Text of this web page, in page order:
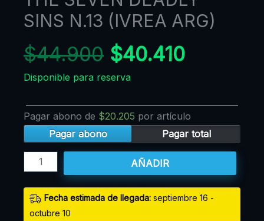
SINS N.13 (IVREA ARG)
$44.900
original
era:
$44.900.
$40.410
actual
es:
Disponible para reserva
Pagar abono de $20.205 por artículo
Pagar abono
Pagar total
SINS
N.13
(IVREA
ARG)
cantidad
AÑADIR
Fecha estimada de llegada: septiembre 16 -
octubre 10